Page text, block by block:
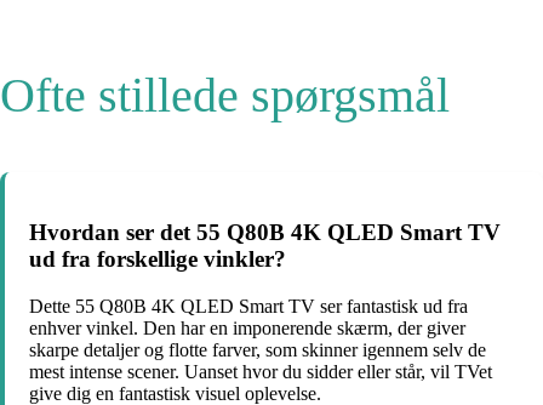
Ofte stillede spørgsmål
Hvordan ser det 55 Q80B 4K QLED Smart TV
ud fra forskellige vinkler?
Dette 55 Q80B 4K QLED Smart TV ser fantastisk ud fra
enhver vinkel. Den har en imponerende skærm, der giver
skarpe detaljer og flotte farver, som skinner igennem selv de
mest intense scener. Uanset hvor du sidder eller står, vil TVet
give dig en fantastisk visuel oplevelse.